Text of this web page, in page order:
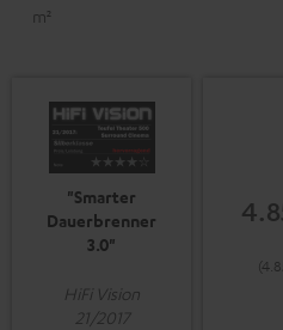
m²
"Smarter
Dauerbrenner
3.0"
HiFi Vision
21/2017